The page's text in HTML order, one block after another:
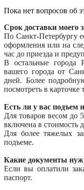
Пока нет вопросов об
Срок доставки моего
По Санкт-Петербургу
оформления или на
час до приезда и
В остальные города
вашего города от
дней. Более
посмотреть в
Есть ли у вас подъем
Для товаров весом до
включена в стоимость
Для более тяжелых
подъеме.
Какие документы
Если вы оплатили
паспорт.